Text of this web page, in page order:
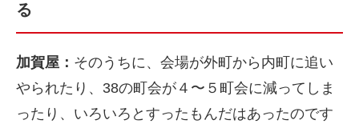
る
加賀屋： そのうちに、会場が外町から内町に追い
やられたり、38の町会が４〜５町会に減ってしま
ったり、いろいろとすったもんだはあったのです